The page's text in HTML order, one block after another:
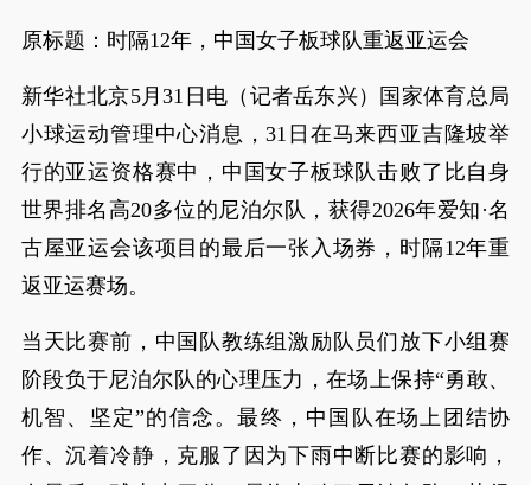
原标题：时隔12年，中国女子板球队重返亚运会
新华社北京5月31日电（记者岳东兴）国家体育总局
小球运动管理中心消息，31日在马来西亚吉隆坡举
行的亚运资格赛中，中国女子板球队击败了比自身
世界排名高20多位的尼泊尔队，获得2026年爱知·名
古屋亚运会该项目的最后一张入场券，时隔12年重
返亚运赛场。
当天比赛前，中国队教练组激励队员们放下小组赛
阶段负于尼泊尔队的心理压力，在场上保持“勇敢、
机智、坚定”的信念。最终，中国队在场上团结协
作、沉着冷静，克服了因为下雨中断比赛的影响，